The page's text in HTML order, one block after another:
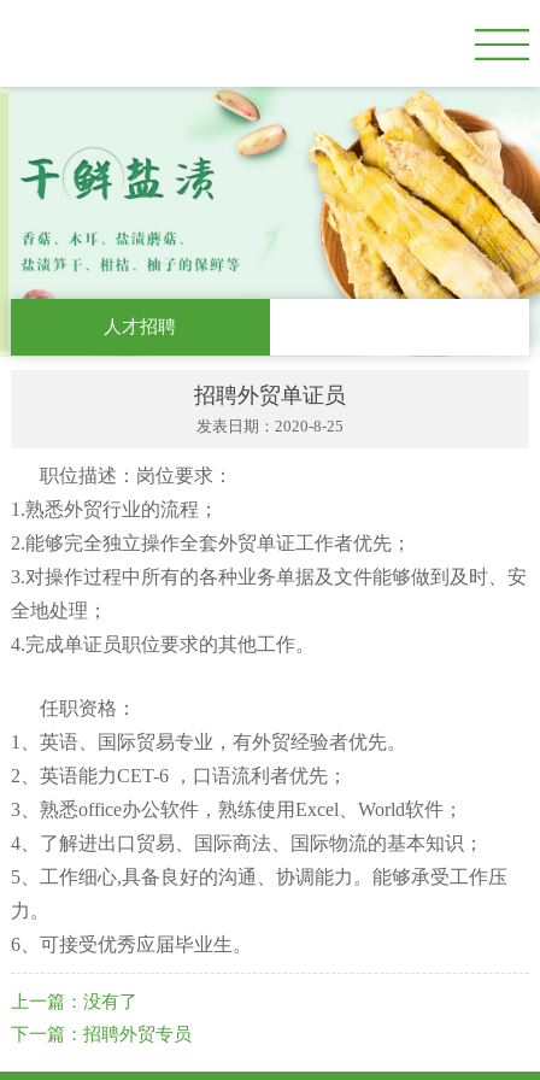
人才招聘
招聘外贸单证员
发表日期：2020-8-25
职位描述：岗位要求：
1.熟悉外贸行业的流程；
2.能够完全独立操作全套外贸单证工作者优先；
3.对操作过程中所有的各种业务单据及文件能够做到及时、安
全地处理；
4.完成单证员职位要求的其他工作。
任职资格：
1、英语、国际贸易专业，有外贸经验者优先。
2、英语能力CET-6 ，口语流利者优先；
3、熟悉office办公软件，熟练使用Excel、World软件；
4、了解进出口贸易、国际商法、国际物流的基本知识；
5、工作细心,具备良好的沟通、协调能力。能够承受工作压
力。
6、可接受优秀应届毕业生。
上一篇：没有了
下一篇：招聘外贸专员